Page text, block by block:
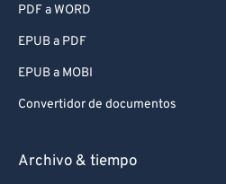
PDF a WORD
EPUB a PDF
EPUB a MOBI
Convertidor de documentos
Archivo & tiempo